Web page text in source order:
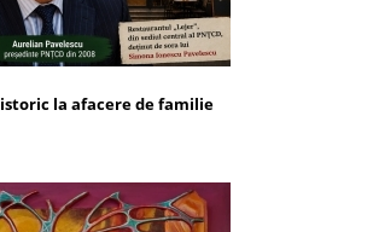
la afacere de familie